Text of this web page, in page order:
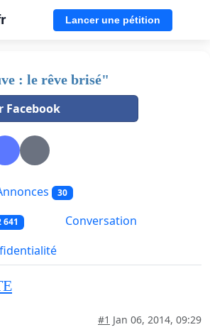
Lancer une pétition
: le rêve brisé"
Facebook
30
641
Conversation
#1 Jan 06, 2014, 09:29